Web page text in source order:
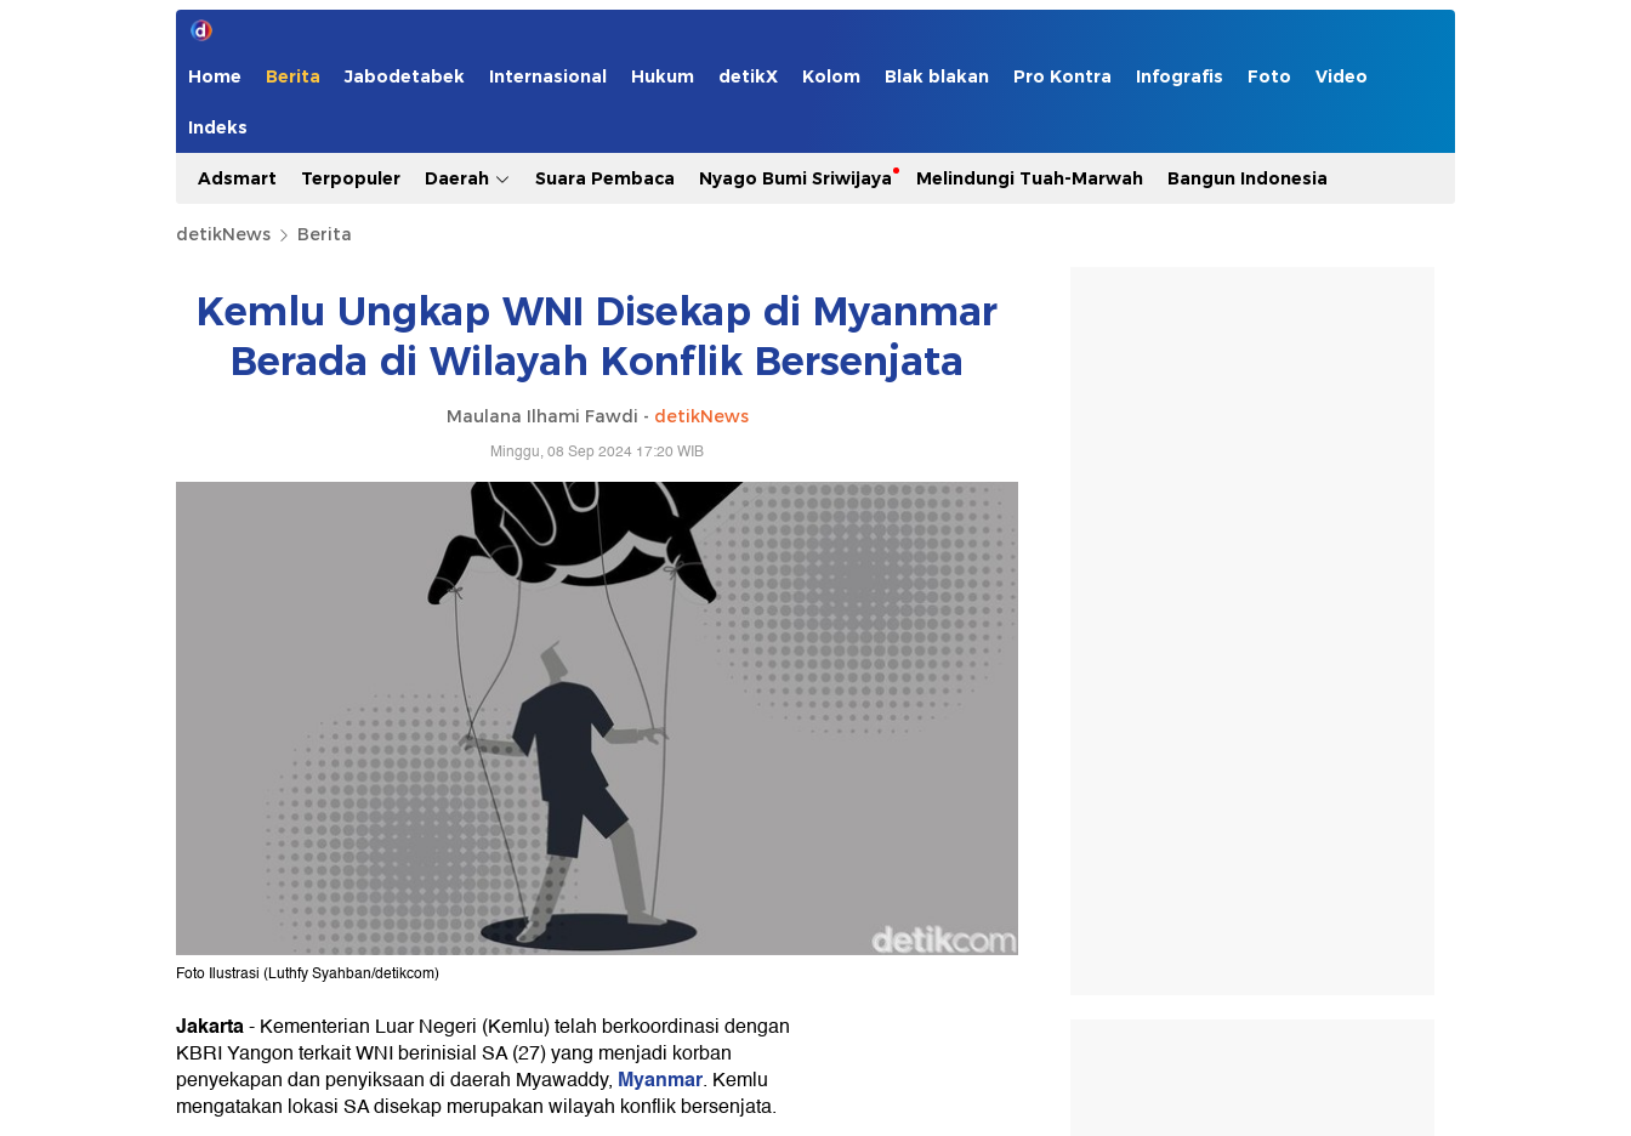
Home Berita Jabodetabek Internasional Hukum detikX Kolom Blak blakan Pro Kontra Infografis Foto Video
Indeks
Adsmart Terpopuler Daerah Suara Pembaca Nyago Bumi Sriwijaya Melindungi Tuah-Marwah Bangun Indonesia
detikNews Berita
Kemlu Ungkap WNI Disekap di Myanmar
Berada di Wilayah Konflik Bersenjata
Maulana Ilhami Fawdi - detikNews
Minggu, 08 Sep 2024 17:20 WIB
Foto Ilustrasi (Luthfy Syahban/detikcom)
Jakarta-Kementerian Luar Negeri (Kemlu) telah berkoordinasi dengan
KBRI Yangon terkait WNI berinisial SA (27) yang menjadi korban
penyekapan dan penyiksaan di daerah Myawaddy, Myanmar. Kemlu
mengatakan lokasi SA disekap merupakan wilayah konflik bersenjata.